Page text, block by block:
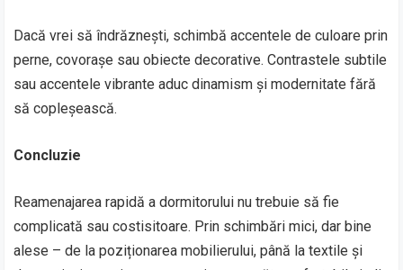
Dacă vrei să îndrăznești, schimbă accentele de culoare prin
perne, covorașe sau obiecte decorative. Contrastele subtile
sau accentele vibrante aduc dinamism și modernitate fără
să copleșească.
Concluzie
Reamenajarea rapidă a dormitorului nu trebuie să fie
complicată sau costisitoare. Prin schimbări mici, dar bine
alese – de la poziționarea mobilierului, până la textile și